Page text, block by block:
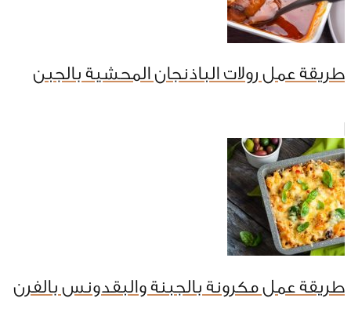
طريقة عمل رولات الباذنجان المحشية بالجبن
طريقة عمل مكرونة بالجبنة والبقدونس بالفرن